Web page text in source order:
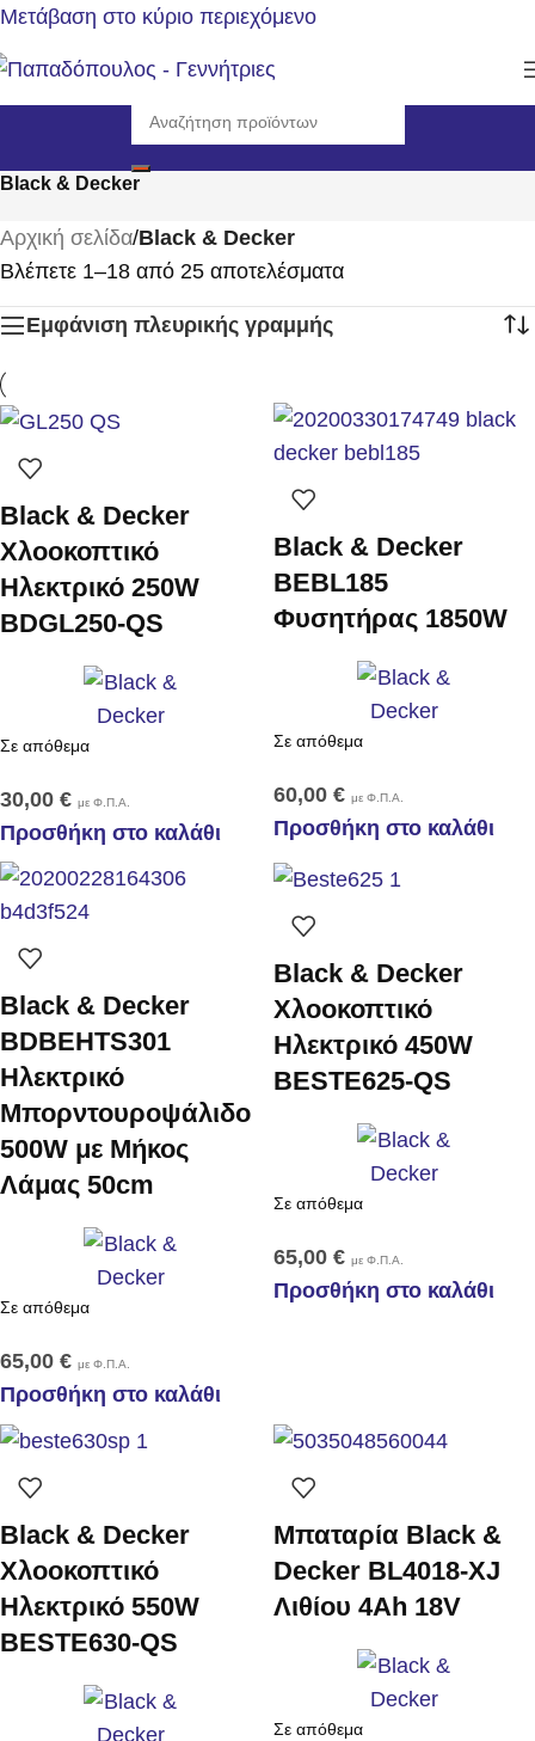
Μετάβαση στο κύριο περιεχόμενο
Black & Decker
Αρχική σελίδα/Black & Decker
Βλέπετε 1–18 από 25 αποτελέσματα
Εμφάνιση πλευρικής γραμμής
Black & Decker
Χλοοκοπτικό
Ηλεκτρικό 250W
BDGL250-QS
Σε απόθεμα
30,00 € με Φ.Π.Α.
Προσθήκη στο καλάθι
Black & Decker
BEBL185
Φυσητήρας 1850W
Σε απόθεμα
60,00 € με Φ.Π.Α.
Προσθήκη στο καλάθι
Black & Decker
BDBEHTS301
Ηλεκτρικό
Μπορντουροψάλιδο
500W με Μήκος
Λάμας 50cm
Σε απόθεμα
65,00 € με Φ.Π.Α.
Προσθήκη στο καλάθι
Black & Decker
Χλοοκοπτικό
Ηλεκτρικό 450W
BESTE625-QS
Σε απόθεμα
65,00 € με Φ.Π.Α.
Προσθήκη στο καλάθι
Black & Decker
Χλοοκοπτικό
Ηλεκτρικό 550W
BESTE630-QS
Μπαταρία Black &
Decker BL4018-XJ
Λιθίου 4Ah 18V
Σε απόθεμα